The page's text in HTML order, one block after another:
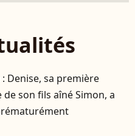
Denise, sa première
son fils aîné Simon, a